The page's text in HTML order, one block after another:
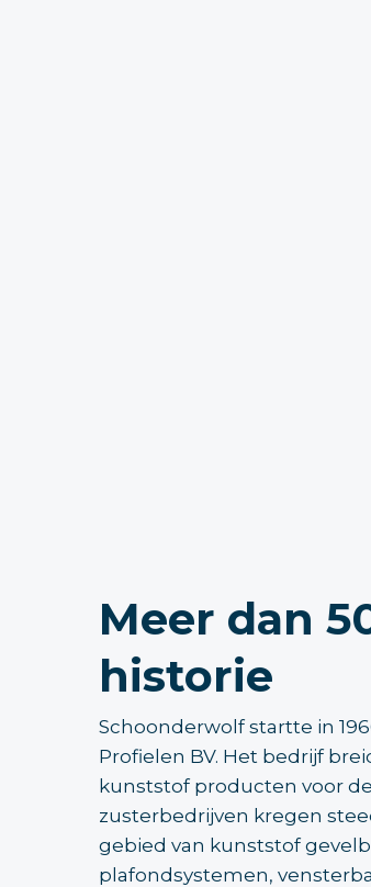
Meer dan
historie
Schoonderwolf startte in
Profielen BV. Het bedrijf
kunststof producten voor
zusterbedrijven kregen
gebied van kunststof
plafondsystemen,